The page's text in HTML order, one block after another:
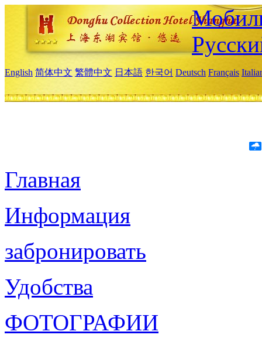
English 简体中文 繁體中文 日本語 한국어 Deutsch Français
Главная
Информация
забронировать
Удобства
ФОТОГРАФИИ